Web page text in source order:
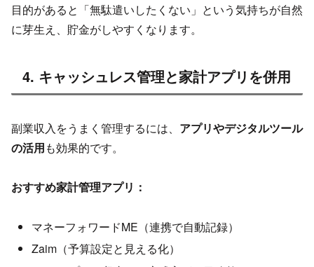
目的があると「無駄遣いしたくない」という気持ちが自然
に芽生え、貯金がしやすくなります。
4. キャッシュレス管理と家計アプリを併用
副業収入をうまく管理するには、 アプリやデジタルツール
の活用も効果的です。
おすすめ家計管理アプリ：
マネーフォワードME（連携で自動記録）
Zaim（予算設定と見える化）